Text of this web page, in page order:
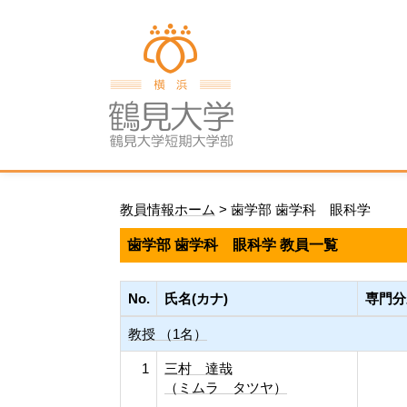
教員情報ホーム > 歯学部 歯学科 眼科学
歯学部 歯学科 眼科学 教員一覧
No. 氏名(カナ) 専門
教授 （1名）
1
三村 達哉
（ミムラ タツヤ）